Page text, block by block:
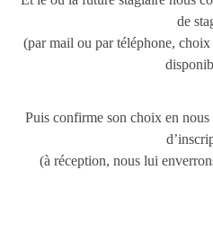
de
(par mail ou par téléphone, choix
Puis confirme son choix en nous
(à réception, nous lui